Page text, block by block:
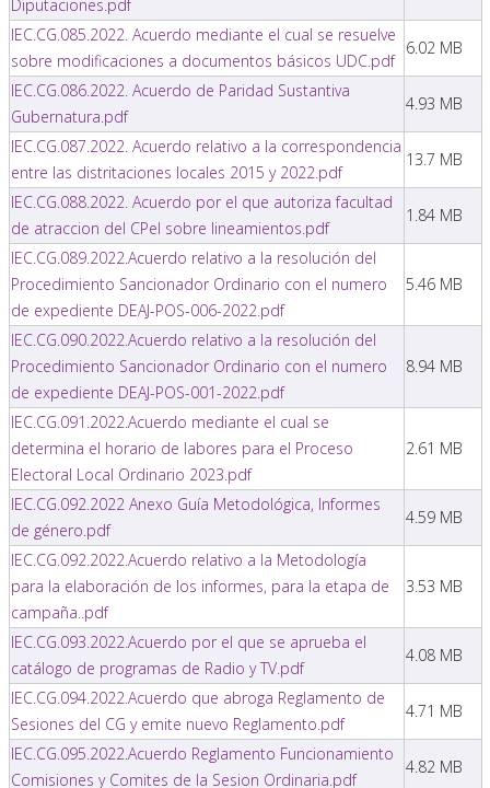
Diputaciones.pdf
IEC.CG.085.2022. Acuerdo mediante el cual se resuelve
sobre modificaciones a documentos básicos UDC.pdf
6.02 MB
IEC.CG.086.2022. Acuerdo de Paridad Sustantiva
Gubernatura.pdf
4.93 MB
IEC.CG.087.2022. Acuerdo relativo a la correspondencia
entre las distritaciones locales 2015 y 2022.pdf
13.7 MB
IEC.CG.088.2022. Acuerdo por el que autoriza facultad
de atraccion del CPeI sobre lineamientos.pdf
1.84 MB
IEC.CG.089.2022.Acuerdo relativo a la resolución del
Procedimiento Sancionador Ordinario con el numero
de expediente DEAJ-POS-006-2022.pdf
5.46 MB
IEC.CG.090.2022.Acuerdo relativo a la resolución del
Procedimiento Sancionador Ordinario con el numero
de expediente DEAJ-POS-001-2022.pdf
8.94 MB
IEC.CG.091.2022.Acuerdo mediante el cual se
determina el horario de labores para el Proceso
Electoral Local Ordinario 2023.pdf
2.61 MB
IEC.CG.092.2022 Anexo Guía Metodológica, Informes
de género.pdf
4.59 MB
IEC.CG.092.2022.Acuerdo relativo a la Metodología
para la elaboración de los informes, para la etapa de
campaña..pdf
3.53 MB
IEC.CG.093.2022.Acuerdo por el que se aprueba el
catálogo de programas de Radio y TV.pdf
4.08 MB
IEC.CG.094.2022.Acuerdo que abroga Reglamento de
Sesiones del CG y emite nuevo Reglamento.pdf
4.71 MB
IEC.CG.095.2022.Acuerdo Reglamento Funcionamiento
Comisiones y Comites de la Sesion Ordinaria.pdf
4.82 MB